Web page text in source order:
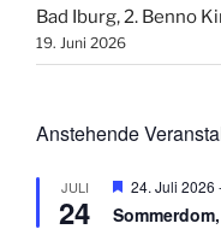
Bad Iburg, 2. Benno
19. Juni 2026
Anstehende
JULI
24
H
r
24. Juli 2026